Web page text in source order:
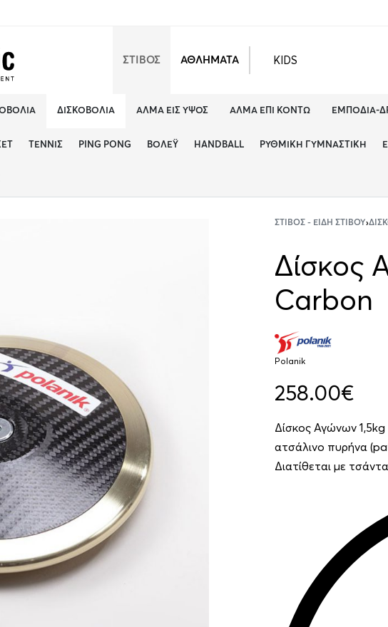
ΣΤΙΒΟΣ ΑΘΛΗΜΑΤΑ KIDS
ΔΙΣΚΟΒΟΛΊΑ ΆΛΜΑ ΕΙΣ ΎΨΟΣ ΆΛΜΑ ΕΠΊ ΚΟΝΤΏ ΕΜΠΌΔΙΑ-
ΤΈΝΝΙΣ PING PONG ΒΌΛΕΫ HANDBALL ΡΥΘΜΙΚΉ ΓΥΜΝΑΣΤΙΚΉ
ΣΤΊΒΟΣ - ΕΊΔΗ ΣΤΊΒΟΥ›
Δίσκος
Carbon
Polanik
258.00€
Δίσκος Αγώνων 1,5kg
ατσάλινο πυρήνα
Διατίθεται με